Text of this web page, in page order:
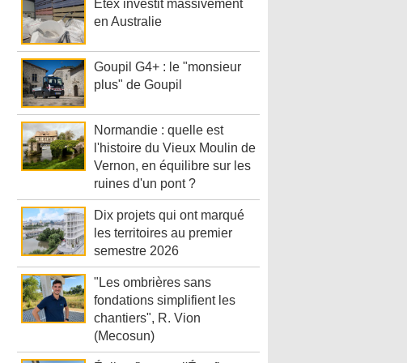
Etex investit massivement
en Australie
Goupil G4+ : le "monsieur
plus" de Goupil
Normandie : quelle est
l'histoire du Vieux Moulin de
Vernon, en équilibre sur les
ruines d'un pont ?
Dix projets qui ont marqué
les territoires au premier
semestre 2026
"Les ombrières sans
fondations simplifient les
chantiers", R. Vion
(Mecosun)